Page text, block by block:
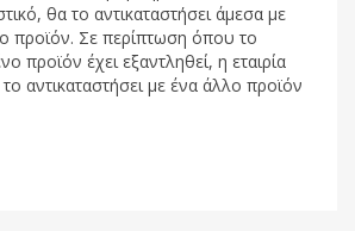
θα το αντικαταστήσει άμεσα με
προϊόν. Σε περίπτωση όπου το
προϊόν έχει εξαντληθεί, η εταιρία
αντικαταστήσει με ένα άλλο προϊόν